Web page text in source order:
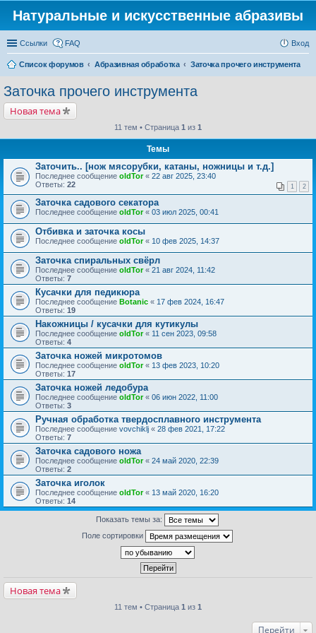
Натуральные и искусственные абразивы
Ссылки FAQ Вход
Список форумов Абразивная обработка Заточка прочего инструмента
Заточка прочего инструмента
Новая тема
11 тем • Страница 1 из 1
Темы
Заточить.. [нож мясорубки, катаны, ножницы и т.д.]
Последнее сообщение oldTor« 22 авг 2025, 23:40
Ответы: 22 1 2
Заточка садового секатора
Последнее сообщение oldTor« 03 июл 2025, 00:41
Отбивка и заточка косы
Последнее сообщение oldTor« 10 фев 2025, 14:37
Заточка спиральных свёрл
Последнее сообщение oldTor« 21 авг 2024, 11:42
Ответы: 7
Кусачки для педикюра
Последнее сообщение Botanic « 17 фев 2024, 16:47
Ответы: 19
Накожницы / кусачки для кутикулы
Последнее сообщение oldTor« 11 сен 2023, 09:58
Ответы: 4
Заточка ножей микротомов
Последнее сообщение oldTor« 13 фев 2023, 10:20
Ответы: 17
Заточка ножей ледобура
Последнее сообщение oldTor« 06 июн 2022, 11:00
Ответы: 3
Ручная обработка твердосплавного инструмента
Последнее сообщение vovchiklj « 28 фев 2021, 17:22
Ответы: 7
Заточка садового ножа
Последнее сообщение oldTor« 24 май 2020, 22:39
Ответы: 2
Заточка иголок
Последнее сообщение oldTor« 13 май 2020, 16:20
Ответы: 14
Показать темы за:
Поле сортировки
Новая тема
11 тем • Страница 1 из 1
Перейти